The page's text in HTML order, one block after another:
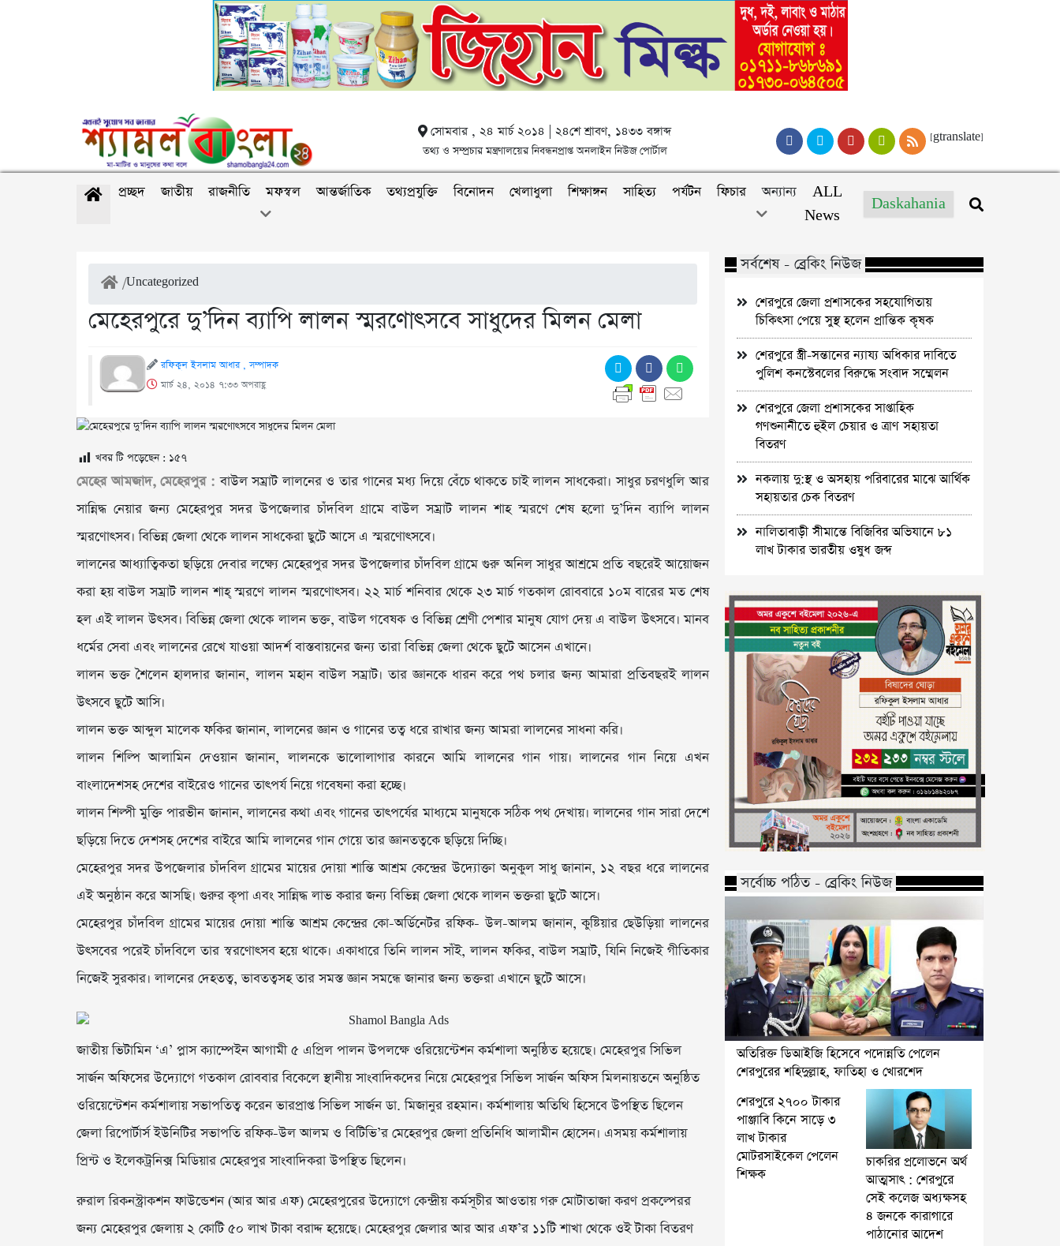
সোমবার , ২৪ মার্চ ২০১৪ | ২৪শে শ্রাবণ, ১৪৩৩ বঙ্গাব্দ
তথ্য ও সম্প্রচার মন্ত্রণালয়ের নিবন্ধনপ্রাপ্ত অনলাইন নিউজ পোর্টাল
[gtranslate]
প্রচ্ছদ জাতীয় রাজনীতি মফস্বল আন্তর্জাতিক তথ্যপ্রযুক্তি বিনোদন খেলাধুলা শিক্ষাঙ্গন সাহিত্য পর্যটন ফিচার অন্যান্য
ALL
News
Daskahania
/Uncategorized
মেহেরপুরে দু’দিন ব্যাপি লালন স্মরণোৎসবে সাধুদের মিলন মেলা
রফিকুল ইসলাম আধার , সম্পাদক
মার্চ ২৪, ২০১৪ ৭:৩৩ অপরাহ্ণ
খবর টি পড়েছেন : ১৫৭
মেহের আমজাদ, মেহেরপুর : বাউল সম্রাট লালনের ও তার গানের মধ্য দিয়ে বেঁচে থাকতে চাই লালন সাধকেরা। সাধুর চরণধুলি আর
সান্নিদ্ধ নেয়ার জন্য মেহেরপুর সদর উপজেলার চাঁদবিল গ্রামে বাউল সম্রাট লালন শাহ স্মরণে শেষ হলো দু’দিন ব্যাপি লালন
স্মরণোৎসব। বিভিন্ন জেলা থেকে লালন সাধকেরা ছুটে আসে এ স্মরণোৎসবে।
লালনের আধ্যাত্বিকতা ছড়িয়ে দেবার লক্ষ্যে মেহেরপুর সদর উপজেলার চাঁদবিল গ্রামে গুরু অনিল সাধুর আশ্রমে প্রতি বছরেই আয়োজন
করা হয় বাউল সম্রাট লালন শাহ্ স্মরণে লালন স্মরণোৎসব। ২২ মার্চ শনিবার থেকে ২৩ মার্চ গতকাল রোববারে ১০ম বারের মত শেষ
হল এই লালন উৎসব। বিভিন্ন জেলা থেকে লালন ভক্ত, বাউল গবেষক ও বিভিন্ন শ্রেণী পেশার মানুষ যোগ দেয় এ বাউল উৎসবে। মানব
ধর্মের সেবা এবং লালনের রেখে যাওয়া আদর্শ বাস্তবায়নের জন্য তারা বিভিন্ন জেলা থেকে ছুটে আসেন এখানে।
লালন ভক্ত শৈলেন হালদার জানান, লালন মহান বাউল সম্রাট। তার জ্ঞানকে ধারন করে পথ চলার জন্য আমারা প্রতিবছরই লালন
উৎসবে ছুটে আসি।
লালন ভক্ত আব্দুল মালেক ফকির জানান, লালনের জ্ঞান ও গানের তত্ব ধরে রাখার জন্য আমরা লালনের সাধনা করি।
লালন শিল্পি আলামিন দেওয়ান জানান, লালনকে ভালোলাগার কারনে আমি লালনের গান গায়। লালনের গান নিয়ে এখন
বাংলাদেশসহ দেশের বাইরেও গানের তাৎপর্য নিয়ে গবেষনা করা হচ্ছে।
লালন শিল্পী মুক্তি পারভীন জানান, লালনের কথা এবং গানের তাৎপর্যের মাধ্যমে মানুষকে সঠিক পথ দেখায়। লালনের গান সারা দেশে
ছড়িয়ে দিতে দেশসহ দেশের বাইরে আমি লালনের গান গেয়ে তার জ্ঞানতত্বকে ছড়িয়ে দিচ্ছি।
মেহেরপুর সদর উপজেলার চাঁদবিল গ্রামের মায়ের দোয়া শান্তি আশ্রম কেন্দ্রের উদ্যোক্তা অনুকুল সাধু জানান, ১২ বছর ধরে লালনের
এই অনুষ্ঠান করে আসছি। গুরুর কৃপা এবং সান্নিদ্ধ লাভ করার জন্য বিভিন্ন জেলা থেকে লালন ভক্তরা ছুটে আসে।
মেহেরপুর চাঁদবিল গ্রামের মায়ের দোয়া শান্তি আশ্রম কেন্দ্রের কো-অর্ডিনেটর রফিক- উল-আলম জানান, কুষ্টিয়ার ছেউড়িয়া লালনের
উৎসবের পরেই চাঁদবিলে তার স্বরণোৎসব হয়ে থাকে। একাধারে তিনি লালন সাঁই, লালন ফকির, বাউল সম্রাট, যিনি নিজেই গীতিকার
নিজেই সুরকার। লালনের দেহতত্ব, ভাবতত্বসহ তার সমস্ত জ্ঞান সমন্ধে জানার জন্য ভক্তরা এখানে ছুটে আসে।
জাতীয় ভিটামিন ‘এ’ প্লাস ক্যাম্পেইন আগামী ৫ এপ্রিল পালন উপলক্ষে ওরিয়েন্টেশন কর্মশালা অনুষ্ঠিত হয়েছে। মেহেরপুর সিভিল
সার্জন অফিসের উদ্যোগে গতকাল রোববার বিকেলে স্থানীয় সাংবাদিকদের নিয়ে মেহেরপুর সিভিল সার্জন অফিস মিলনায়তনে অনুষ্ঠিত
ওরিয়েন্টেশন কর্মশালায় সভাপতিত্ব করেন ভারপ্রাপ্ত সিভিল সার্জন ডা. মিজানুর রহমান। কর্মশালায় অতিথি হিসেবে উপস্থিত ছিলেন
জেলা রিপোর্টার্স ইউনিটির সভাপতি রফিক-উল আলম ও বিটিভি’র মেহেরপুর জেলা প্রতিনিধি আলামীন হোসেন। এসময় কর্মশালায়
প্রিন্ট ও ইলেকট্রনিক্স মিডিয়ার মেহেরপুর সাংবাদিকরা উপস্থিত ছিলেন।
রুরাল রিকনস্ট্রাকশন ফাউন্ডেশন (আর আর এফ) মেহেরপুরের উদ্যোগে কেন্দ্রীয় কর্মসূচীর আওতায় গরু মোটাতাজা করণ প্রকল্পেরর
জন্য মেহেরপুর জেলায় ২ কোটি ৫০ লাখ টাকা বরাদ্দ হয়েছে। মেহেরপুর জেলার আর আর এফ’র ১১টি শাখা থেকে ওই টাকা বিতরণ
সর্বশেষ - ব্রেকিং নিউজ
শেরপুরে জেলা প্রশাসকের সহযোগিতায়
চিকিৎসা পেয়ে সুস্থ হলেন প্রান্তিক কৃষক
শেরপুরে স্ত্রী-সন্তানের ন্যায্য অধিকার দাবিতে
পুলিশ কনস্টেবলের বিরুদ্ধে সংবাদ সম্মেলন
শেরপুরে জেলা প্রশাসকের সাপ্তাহিক
গণশুনানীতে হুইল চেয়ার ও ত্রাণ সহায়তা
বিতরণ
নকলায় দু:স্থ ও অসহায় পরিবারের মাঝে আর্থিক
সহায়তার চেক বিতরণ
নালিতাবাড়ী সীমান্তে বিজিবির অভিযানে ৮১
লাখ টাকার ভারতীয় ওষুধ জব্দ
সর্বোচ্চ পঠিত - ব্রেকিং নিউজ
অতিরিক্ত ডিআইজি হিসেবে পদোন্নতি পেলেন
শেরপুরের শহিদুল্লাহ, ফাতিহা ও খোরশেদ
শেরপুরে ২৭০০ টাকার
পাঞ্জাবি কিনে সাড়ে ৩
লাখ টাকার
মোটরসাইকেল পেলেন
শিক্ষক
চাকরির প্রলোভনে অর্থ
আত্মসাৎ : শেরপুরে
সেই কলেজ অধ্যক্ষসহ
৪ জনকে কারাগারে
পাঠানোর আদেশ